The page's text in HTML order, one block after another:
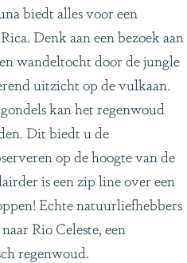
biedt alles voor een
Denk aan een bezoek aan
wandeltocht door de jungle
uitzicht op de vulkaan.
kan het regenwoud
Dit biedt u de
op de hoogte van de
is een zip line over een
Echte natuurliefhebbers
Rio Celeste, een
regenwoud.